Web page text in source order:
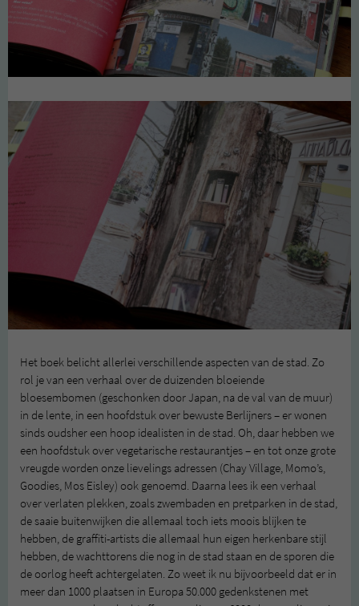
Het boek belicht allerlei verschillende aspecten van de stad. Zo
rol je van een verhaal over de duizenden bloeiende
bloesembomen (geschonken door Japan, na de val van de muur)
in de lente, in een hoofdstuk over bewuste Berlijners – er wonen
sinds oudsher een hoop idealisten in de stad. Oh, daar hebben we
een hoofdstuk over vegetarische restaurantjes – en tot onze grote
vreugde worden onze lievelings adressen (Chay Village, Momo’s,
Goodies, Mos Eisley) ook genoemd. Daarna lees ik een verhaal
over verlaten plekken, zoals zwembaden en pretparken in de stad,
de saaie buitenwijken die allemaal toch iets moois blijken te
hebben, de graffiti-artists die allemaal hun eigen herkenbare stijl
hebben, de wachttorens die nog in de stad staan en de sporen die
de oorlog heeft achtergelaten. Zo weet ik nu bijvoorbeeld dat er in
meer dan 1000 plaatsen in Europa 50.000 gedenkstenen met